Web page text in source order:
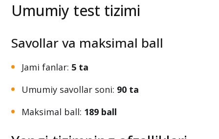
Umumiy test tizimi
Savollar va maksimal ball
Jami fanlar: 5 ta
Umumiy savollar soni: 90 ta
Maksimal ball: 189 ball